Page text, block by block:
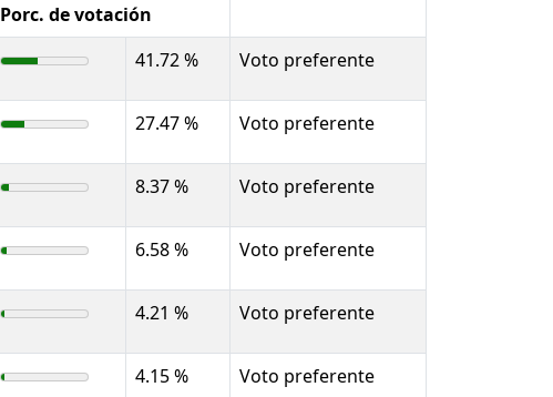
Porc. de votación
41.72 % Voto preferente
27.47 % Voto preferente
8.37 % Voto preferente
6.58 % Voto preferente
4.21 % Voto preferente
4.15 % Voto preferente